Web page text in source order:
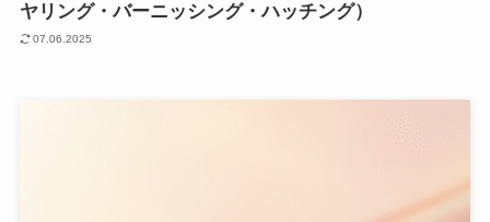
ヤリング・バーニッシング・ハッチング）
07.06.2025